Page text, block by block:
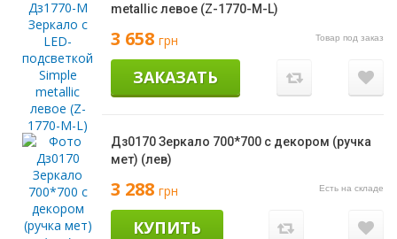
metallic левое (Z-1770-M-L)
3 658 грн Товар под заказ
ЗАКАЗАТЬ
Дз0170 Зеркало 700*700 с декором (ручка
мет) (лев)
3 288 грн Есть на складе
КУПИТЬ